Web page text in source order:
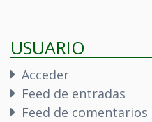
USUARIO
Acceder
Feed de entradas
Feed de comentarios